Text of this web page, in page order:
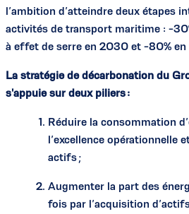
l’ambition d’atteindre deux étapes
activités de transport maritime : -
à effet de serre en 2030 et -80%
La stratégie de décarbonation du
s'appuie sur deux piliers :
Réduire la consommation
l’excellence opérationnelle
actifs ;
Augmenter la part des
fois par l’acquisition